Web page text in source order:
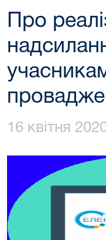
Про
16 квітня